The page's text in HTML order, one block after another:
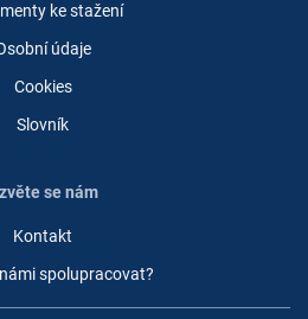
ke stažení
údaje
Cookies
Slovník
se nám
Kontakt
spolupracovat?